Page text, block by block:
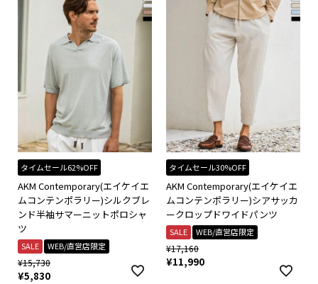
タイムセール62%OFF
AKM Contemporary(エイケイエ
ムコンテンポラリー)シルクブレ
ンド半袖サマーニットポロシャ
ツ
SALE WEB/直営店限定
¥15,730
¥5,830
タイムセール30%OFF
AKM Contemporary(エイケイエ
ムコンテンポラリー)シアサッカ
ークロップドワイドパンツ
SALE WEB/直営店限定
¥17,160
¥11,990